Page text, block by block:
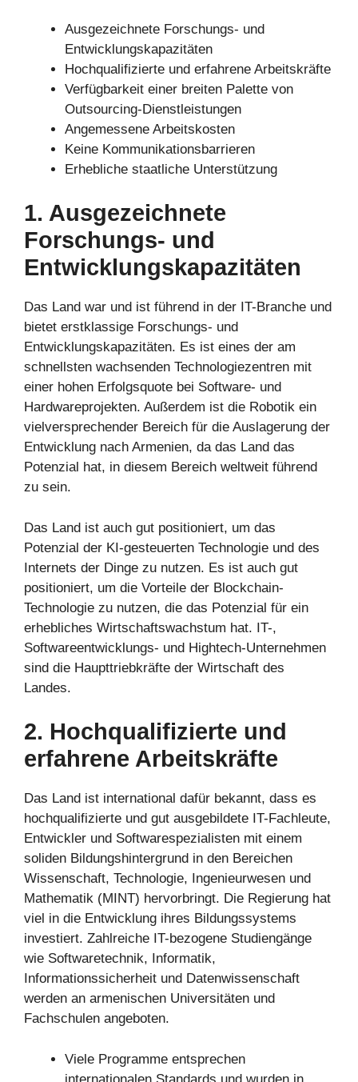
Ausgezeichnete Forschungs- und
Entwicklungskapazitäten
Hochqualifizierte und erfahrene Arbeitskräfte
Verfügbarkeit einer breiten Palette von
Outsourcing-Dienstleistungen
Angemessene Arbeitskosten
Keine Kommunikationsbarrieren
Erhebliche staatliche Unterstützung
1. Ausgezeichnete
Forschungs- und
Entwicklungskapazitäten
Das Land war und ist führend in der IT-Branche und
bietet erstklassige Forschungs- und
Entwicklungskapazitäten. Es ist eines der am
schnellsten wachsenden Technologiezentren mit
einer hohen Erfolgsquote bei Software- und
Hardwareprojekten. Außerdem ist die Robotik ein
vielversprechender Bereich für die Auslagerung der
Entwicklung nach Armenien, da das Land das
Potenzial hat, in diesem Bereich weltweit führend
zu sein.
Das Land ist auch gut positioniert, um das
Potenzial der KI-gesteuerten Technologie und des
Internets der Dinge zu nutzen. Es ist auch gut
positioniert, um die Vorteile der Blockchain-
Technologie zu nutzen, die das Potenzial für ein
erhebliches Wirtschaftswachstum hat. IT-,
Softwareentwicklungs- und Hightech-Unternehmen
sind die Haupttriebkräfte der Wirtschaft des
Landes.
2. Hochqualifizierte und
erfahrene Arbeitskräfte
Das Land ist international dafür bekannt, dass es
hochqualifizierte und gut ausgebildete IT-Fachleute,
Entwickler und Softwarespezialisten mit einem
soliden Bildungshintergrund in den Bereichen
Wissenschaft, Technologie, Ingenieurwesen und
Mathematik (MINT) hervorbringt. Die Regierung hat
viel in die Entwicklung ihres Bildungssystems
investiert. Zahlreiche IT-bezogene Studiengänge
wie Softwaretechnik, Informatik,
Informationssicherheit und Datenwissenschaft
werden an armenischen Universitäten und
Fachschulen angeboten.
Viele Programme entsprechen
internationalen Standards und wurden in